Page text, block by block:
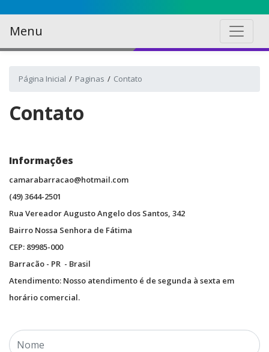
Menu
Página Inicial Paginas Contato
Contato
Informações
camarabarracao@hotmail.com
(49) 3644-2501
Rua Vereador Augusto Angelo dos Santos, 342
Bairro Nossa Senhora de Fátima
CEP: 89985-000
Barracão - PR - Brasil
Atendimento: Nosso atendimento é de segunda à sexta em
horário comercial.